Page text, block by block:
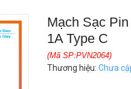
Mạch Sạc
1A Type C
(Mã SP:PVN2064)
Thương hiệu: Chưa